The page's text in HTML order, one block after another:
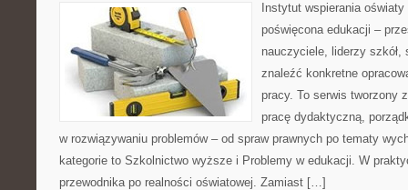
Instytut wspierania
poświęcona edukacji –
nauczyciele, liderzy szkół,
znaleźć konkretne
pracy. To serwis tworzony
pracę dydaktyczną,
w rozwiązywaniu problemów – od spraw prawnych po tematy
kategorie to Szkolnictwo wyższe i Problemy w edukacji. W
przewodnika po realności oświatowej. Zamiast […]